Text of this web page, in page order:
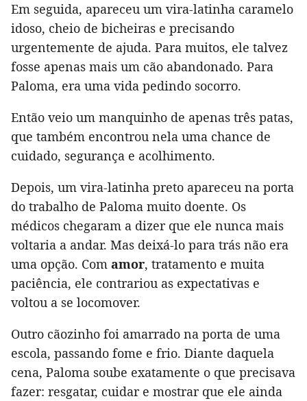
Em seguida, apareceu um vira-latinha caramelo
idoso, cheio de bicheiras e precisando
urgentemente de ajuda. Para muitos, ele talvez
fosse apenas mais um cão abandonado. Para
Paloma, era uma vida pedindo socorro.
Então veio um manquinho de apenas três patas,
que também encontrou nela uma chance de
cuidado, segurança e acolhimento.
Depois, um vira-latinha preto apareceu na porta
do trabalho de Paloma muito doente. Os
médicos chegaram a dizer que ele nunca mais
voltaria a andar. Mas deixá-lo para trás não era
uma opção. Com amor, tratamento e muita
paciência, ele contrariou as expectativas e
voltou a se locomover.
Outro cãozinho foi amarrado na porta de uma
escola, passando fome e frio. Diante daquela
cena, Paloma soube exatamente o que precisava
fazer: resgatar, cuidar e mostrar que ele ainda